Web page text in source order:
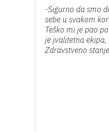
-Sigurno da smo
sebe u svakom
Teško mi je pao
je jvalitetna ekipa,
Zdravstveno